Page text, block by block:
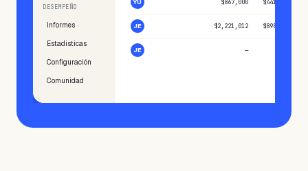
DESEMPEÑO
Informes
Estadísticas
Configuración
Comunidad
YU $867,000 $441,650
JE $2,221,012 $898,648
JE —